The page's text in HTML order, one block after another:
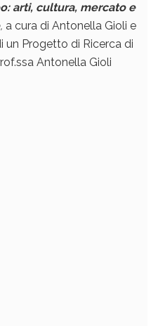
arti, cultura, mercato e
, a cura di Antonella Gioli e
un Progetto di Ricerca di
Antonella Gioli